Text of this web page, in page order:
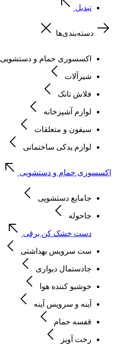
تبدیل
دسته‌بندی‌ها
اکسسوری حمام و دستشویی
شیرآلات
فلاش تانک
لوازم آشپزخانه
سیفون و متعلقات
لوازم یدکی ساختمانی
اکسسوری حمام و دستشویی
جامایع دستشویی
جاحوله
دست خشک کن برقی
ست سرویس بهداشتی
جادستمال دیواری
خوشبو کننده هوا
آینه و سرویس آینه
قفسه حمام
رخت آویز